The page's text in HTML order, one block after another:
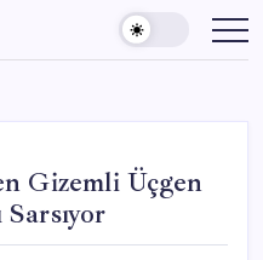
Gizemli Üçgen